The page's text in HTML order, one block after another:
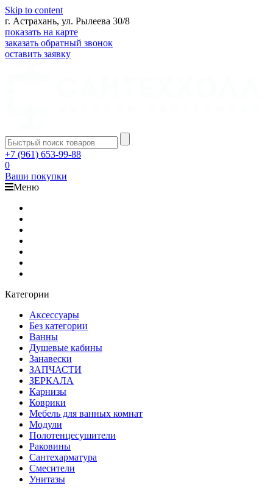
Skip to content
г. Астрахань, ул. Рылеева 30/8
показать на карте
заказать обратный звонок
оставить заявку
+7 (961) 653-99-88
0
Ваши покупки
Меню
Категории
Аксессуары
Без категории
Ванны
Душевые кабины
Занавески
ЗАПЧАСТИ
ЗЕРКАЛА
Карнизы
Коврики
Мебель для ванных комнат
Модули
Полотенцесушители
Раковины
Сантехарматура
Смесители
Унитазы